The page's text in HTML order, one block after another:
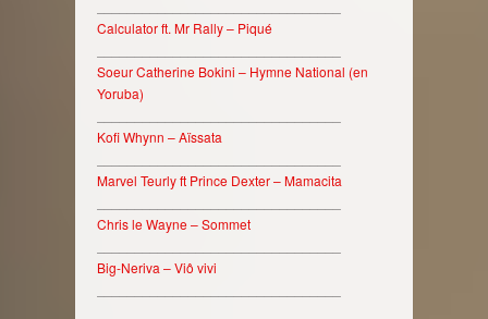
Calculator ft. Mr Rally – Piqué
Soeur Catherine Bokini – Hymne National (en
Yoruba)
Kofi Whynn – Aïssata
Marvel Teurly ft Prince Dexter – Mamacita
Chris le Wayne – Sommet
Big-Neriva – Viô vivi